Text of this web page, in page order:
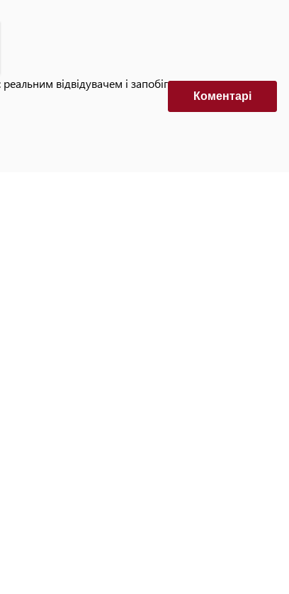
відвідувачем і запобігти автоматизованим
Коментарi